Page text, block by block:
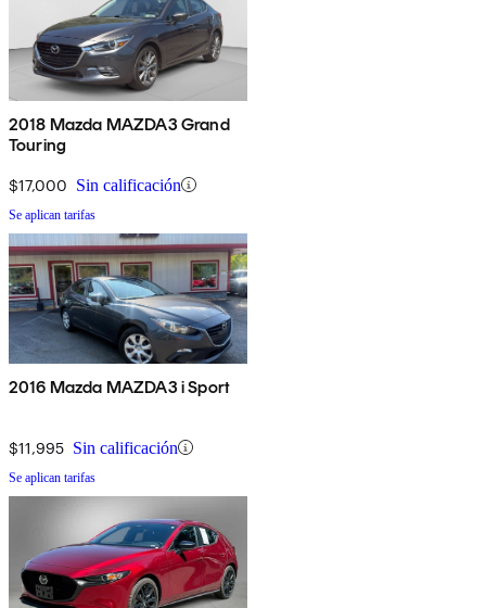
2018 Mazda MAZDA3 Grand
Touring
$17,000 Sin calificación
Se aplican tarifas
2016 Mazda MAZDA3 i Sport
$11,995 Sin calificación
Se aplican tarifas